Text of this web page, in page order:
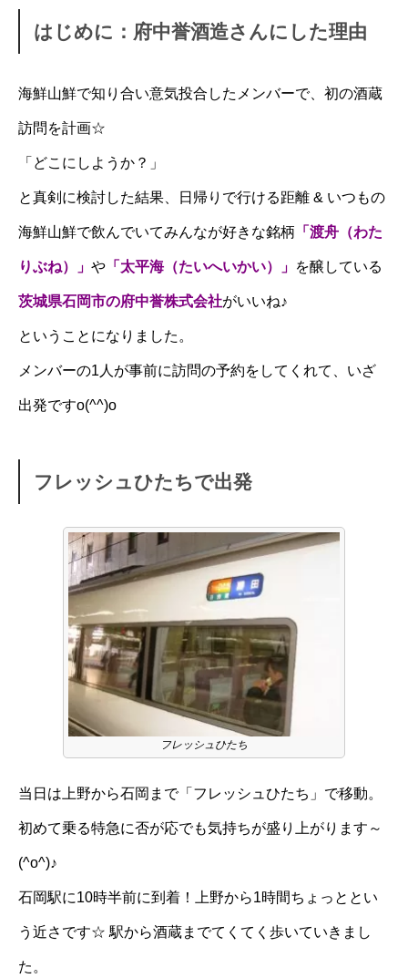
はじめに：府中誉酒造さんにした理由
海鮮山鮮で知り合い意気投合したメンバーで、初の酒蔵
訪問を計画☆
「どこにしようか？」
と真剣に検討した結果、日帰りで行ける距離 & いつもの
海鮮山鮮で飲んでいてみんなが好きな銘柄 「渡舟（わた
りぶね）」 や 「太平海（たいへいかい）」 を醸している
茨城県石岡市の府中誉株式会社がいいね♪
ということになりました。
メンバーの1人が事前に訪問の予約をしてくれて、いざ
出発ですo(^^)o
フレッシュひたちで出発
フレッシュひたち
当日は上野から石岡まで「フレッシュひたち」で移動。
初めて乗る特急に否が応でも気持ちが盛り上がります～
(^o^)♪
石岡駅に10時半前に到着！上野から1時間ちょっととい
う近さです☆ 駅から酒蔵までてくてく歩いていきまし
た。